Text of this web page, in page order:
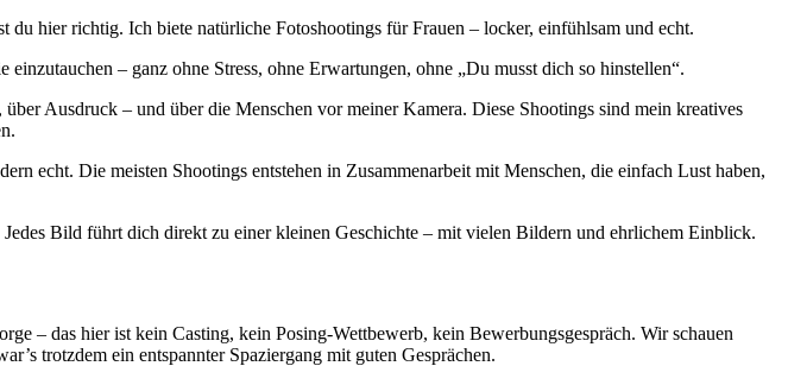
hier richtig. Ich biete natürliche Fotoshootings für Frauen – locker, einfühlsam und echt.
– ganz ohne Stress, ohne Erwartungen, ohne „Du musst dich so hinstellen“.
Ausdruck – und über die Menschen vor meiner Kamera. Diese Shootings sind mein kreatives
echt. Die meisten Shootings entstehen in Zusammenarbeit mit Menschen, die einfach Lust haben,
Jedes Bild führt dich direkt zu einer kleinen Geschichte – mit vielen Bildern und ehrlichem Einblick.
– das hier ist kein Casting, kein Posing-Wettbewerb, kein Bewerbungsgespräch. Wir schauen
trotzdem ein entspannter Spaziergang mit guten Gesprächen.